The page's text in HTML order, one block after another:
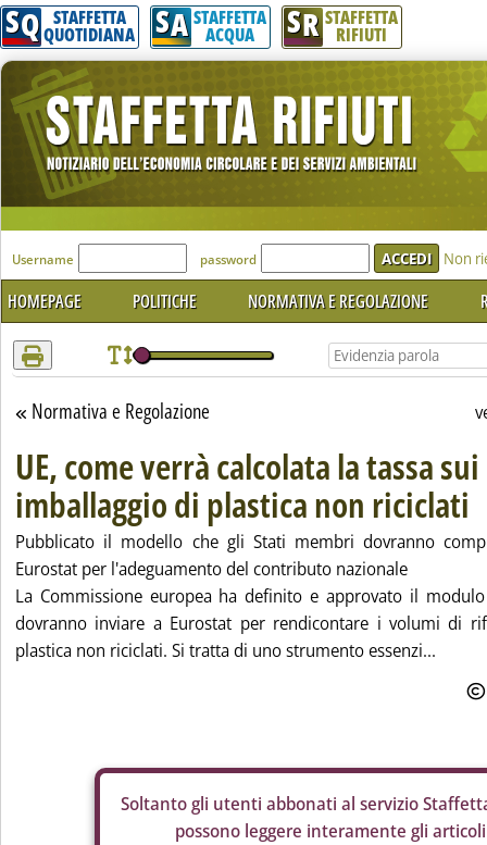
Attenzione! Esegui l'accesso per lèggere interamente la notizia.
SQ STAFFETTA
QUOTIDIANA SA STAFFETTA
ACQUA SR STAFFETTA
RIFIUTI
'Modulo Login per accedere'
Username password Non
HOMEPAGE POLITICHE NORMATIVA E REGOLAZIONE
Torna alla sezione
Normativa e Regolazione
UE, come verrà calcolata la tassa
imballaggio di plastica non riciclati
Pubblicato il modello che gli Stati membri dovranno
Eurostat per l'adeguamento del contributo nazionale
La Commissione europea ha definito e approvato il
dovranno inviare a Eurostat per rendicontare i volumi di
plastica non riciclati. Si tratta di uno strumento essenzi...
Soltanto gli utenti abbonati al servizio
possono leggere interamente gli